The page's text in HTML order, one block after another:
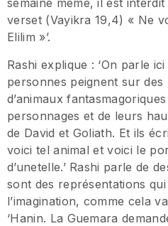
semaine même, il est
verset (Vayikra 19,4) « Ne
Elilim »’.
Rashi explique : ‘On parle
personnes peignent sur
d’animaux
personnages et de leurs
de David et Goliath. Et ils
voici tel animal et voici le
d’unetelle.’ Rashi parle de
sont des représentations
l’imagination, comme cela
‘Hanin. La Guemara